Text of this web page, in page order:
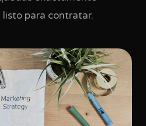
para contratar.